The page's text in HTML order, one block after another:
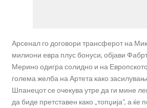
Арсенал го договори трансферот на
милиони евра плус бонуси, објави
Мерино одигра солидно и на
голема желба на Артета како
Шпанецот се очекува утре да ги мине
да биде претставен како „топџија“, а ќе